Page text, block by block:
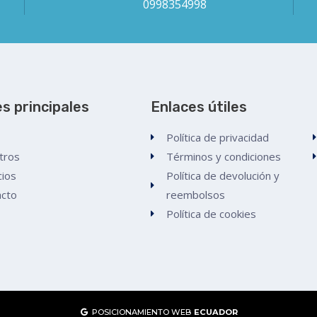
0998354998
principales Enlaces útiles
Política de privacidad
Términos y condiciones
Política de devolución y
reembolsos
Política de cookies
POSICIONAMIENTO WEB ECUADOR